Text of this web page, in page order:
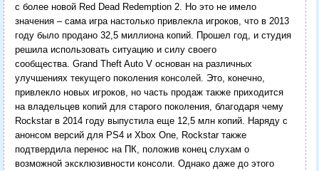
с более новой Red Dead Redemption 2. Но это не имело
значения – сама игра настолько привлекла игроков, что в 2013
году было продано 32,5 миллиона копий. Прошел год, и студия
решила использовать ситуацию и силу своего
сообщества. Grand Theft Auto V основан на различных
улучшениях текущего поколения консолей. Это, конечно,
привлекло новых игроков, но часть продаж также приходится
на владельцев копий для старого поколения, благодаря чему
Rockstar в 2014 году выпустила еще 12,5 млн копий. Наряду с
анонсом версий для PS4 и Xbox One, Rockstar также
подтвердила перенос на ПК, положив конец слухам о
возможной эксклюзивности консоли. Однако даже до этого